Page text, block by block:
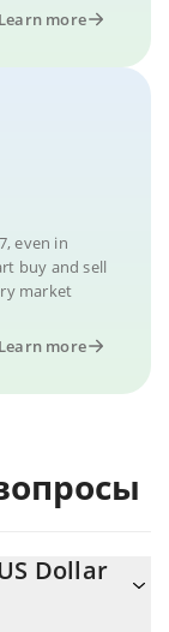
Learn more
even in
buy and sell
market
Learn more
Dollar